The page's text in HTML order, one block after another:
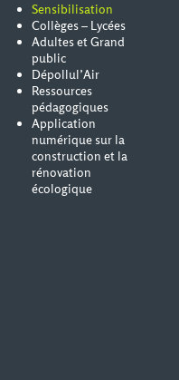
Sensibilisation
Collèges – Lycées
Adultes et Grand
public
Dépollul’Air
Ressources
pédagogiques
Application
numérique sur la
construction et la
rénovation
écologique